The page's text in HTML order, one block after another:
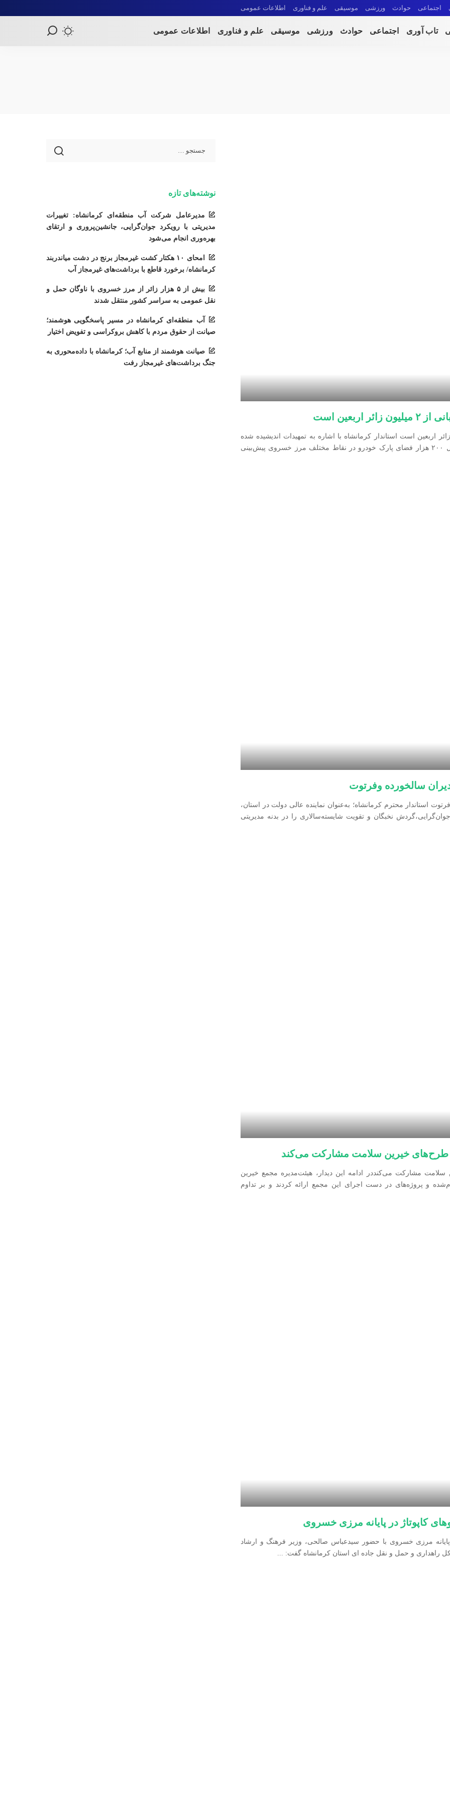
اجتماعی حوادث ورزشی موسیقی علم و فناوری اطلاعات عمومی
تاب آوری اجتماعی حوادث ورزشی موسیقی علم و فناوری اطلاعات عمومی
است
مرز خسروی مهیای میزبانی از ۲ میلیون زائر اربعین است ‌استاندار کرمانشاه با اشاره به تمهیدات اندیشیده شده
برای مدیریت خودروهای زائران در مرز خسروی، گفت:حداقل ۲۰۰ هزار فضای پارک خودرو در نقاط مختلف مرز خسروی پیش‌بینی
سالخورده وفرتوت
استاندار محترم کرمانشاه؛ به‌عنوان نماینده عالی دولت در استان،
نخبگان و تقویت شایسته‌سالاری را در بدنه مدیریتی
در طرح‌های خیرین سلامت مشارکت می‌کند
سلامت مشارکت می‌کنددر ادامه این دیدار، هیئت‌مدیره مجمع خیرین
و پروژه‌های در دست اجرای این مجمع ارائه کردند و بر تداوم
کاپوتاژ در پایانه مرزی خسروی
پایانه مرزی خسروی با حضور سیدعباس صالحی، وزیر فرهنگ و ارشاد
راهداری و حمل و نقل جاده ای استان کرمانشاه گفت:
نوشته‌های تازه
مدیرعامل شرکت آب منطقه‌ای کرمانشاه: تغییرات
مدیریتی با رویکرد جوان‌گرایی، جانشین‌پروری و ارتقای
بهره‌وری انجام می‌شود
امحای ۱۰ هکتار کشت غیرمجاز برنج در دشت میاندربند
کرمانشاه/ برخورد قاطع با برداشت‌های غیرمجاز آب
بیش از ۵ هزار زائر از مرز خسروی با ناوگان حمل‌ و
نقل عمومی به سراسر کشور منتقل شدند
آب منطقه‌ای کرمانشاه در مسیر پاسخگویی هوشمند؛
صیانت از حقوق مردم با کاهش بروکراسی و تفویض اختیار
صیانت هوشمند از منابع آب؛ کرمانشاه با داده‌محوری به
جنگ برداشت‌های غیرمجاز رفت